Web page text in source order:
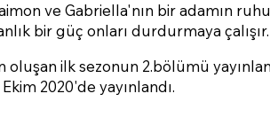
ve Gabriella'nın bir adamın
bir güç onları durdurmaya çalışır.
oluşan ilk sezonun 2.bölümü
2020'de yayınlandı.